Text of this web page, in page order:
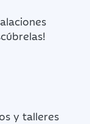
y talleres